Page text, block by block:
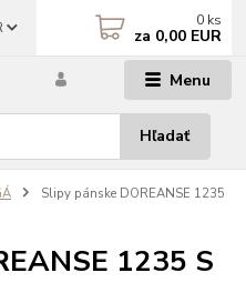
Menu
Hľadať
0 ks
za 0,00 EUR
Slipy pánske DOREANSE 1235
1235 S